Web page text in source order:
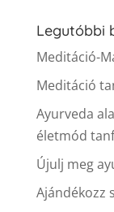
Legutóbbi
Meditáció-
Meditáció
Ayurveda
életmód
Újulj meg
Ajándékozz